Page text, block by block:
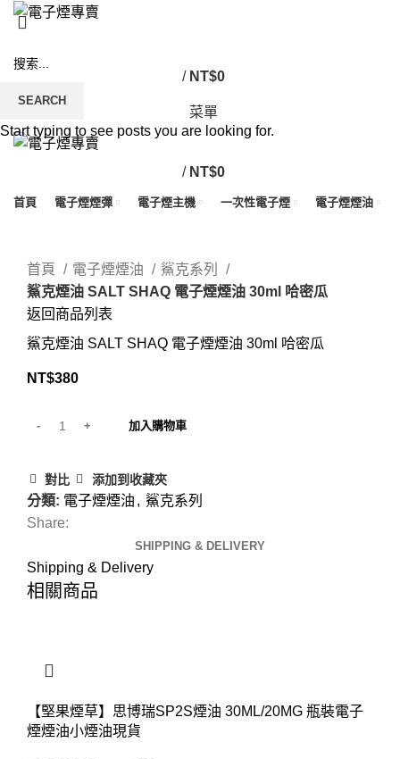
/ NT$0
菜單
/ NT$0
首頁 電子煙煙彈 電子煙主機 一次性電子煙 電子煙煙油
首頁
電子煙煙油
鯊克系列
鯊克煙油 SALT SHAQ 電子煙煙油 30ml 哈密瓜
返回商品列表
鯊克煙油 SALT SHAQ 電子煙煙油 30ml 哈密瓜
NT$380
加入購物車
對比 添加到收藏夾
分類: 電子煙煙油 , 鯊克系列
Share:
SHIPPING & DELIVERY
Shipping & Delivery
相關商品
【堅果煙草】思博瑞SP2S煙油 30ML/20MG 瓶裝電子
煙煙油小煙油現貨
SEARCH
Start typing to see posts you are looking for.